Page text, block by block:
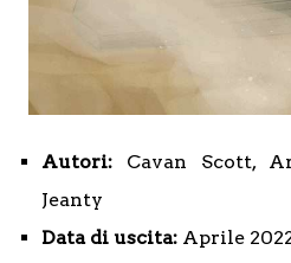
Autori: Cavan Scott,
Jeanty
Data di uscita: Aprile